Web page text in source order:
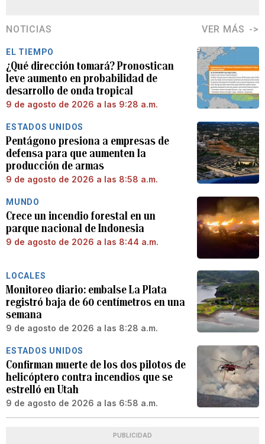
NOTICIAS VER MÁS
EL TIEMPO
¿Qué dirección tomará? Pronostican
leve aumento en probabilidad de
desarrollo de onda tropical
9 de agosto de 2026 a las 9:28 a.m.
ESTADOS UNIDOS
Pentágono presiona a empresas de
defensa para que aumenten la
producción de armas
9 de agosto de 2026 a las 8:58 a.m.
MUNDO
Crece un incendio forestal en un
parque nacional de Indonesia
9 de agosto de 2026 a las 8:44 a.m.
LOCALES
Monitoreo diario: embalse La Plata
registró baja de 60 centímetros en una
semana
9 de agosto de 2026 a las 8:28 a.m.
ESTADOS UNIDOS
Confirman muerte de los dos pilotos de
helicóptero contra incendios que se
estrelló en Utah
9 de agosto de 2026 a las 6:58 a.m.
PUBLICIDAD